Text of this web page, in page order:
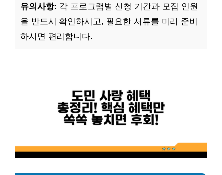
유의사항: 각 프로그램별 신청 기간과 모집 인원
을 반드시 확인하시고, 필요한 서류를 미리 준비
하시면 편리합니다.